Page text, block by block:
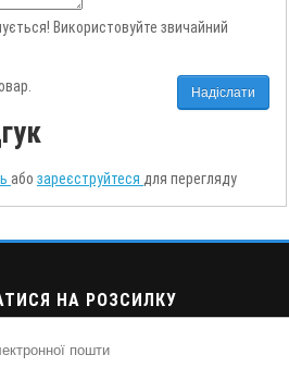
Використовуйте звичайний
Надіслати
або зареєструйтеся для перегляду
НА РОЗСИЛКУ